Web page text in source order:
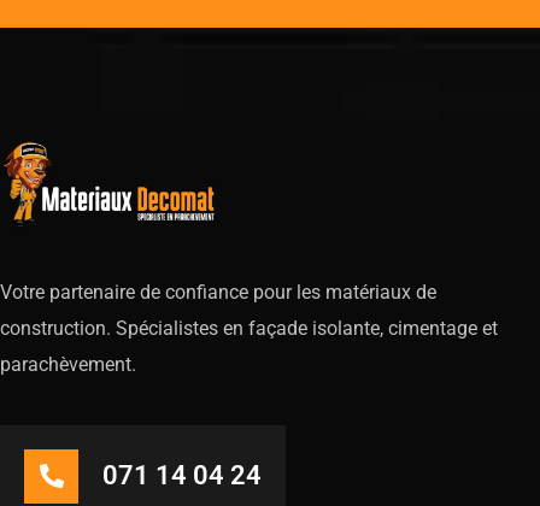
Votre partenaire de confiance pour les matériaux de
construction. Spécialistes en façade isolante, cimentage et
parachèvement.
071 14 04 24